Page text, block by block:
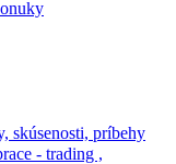
skúsenosti, príbehy
- trading ,